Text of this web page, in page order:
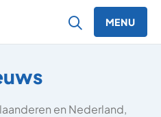
MENU
en Nederland,